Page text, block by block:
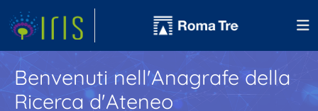
Benvenuti nell'Anagrafe della
Ricerca d'Ateneo